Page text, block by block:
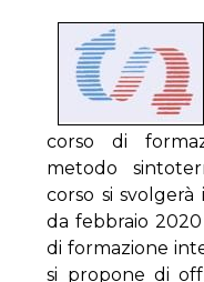
corso di
metodo
corso si
da febbraio
di formazione
si propone di